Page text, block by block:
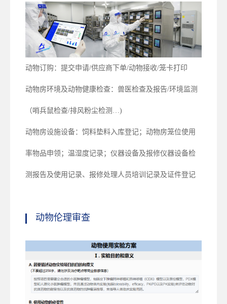
动物订购：提交申请/供应商下单/动物接收/笼卡打印
动物房环境及动物健康检查：兽医检查及报告/环境监测
（哨兵鼠检查/排风粉尘检测…)
动物房设施设备：饲料垫料入库登记；动物房笼位使用
率物品申领；温湿度记录；仪器设备及报修仪器设备检
测报告及使用记录、报修处理人员培训记录及证件登记
动物伦理审查